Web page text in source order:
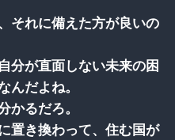
それに備えた方が良いの
分が直面しない未来の困
んだよね。
かるだろ。
置き換わって、住む国が